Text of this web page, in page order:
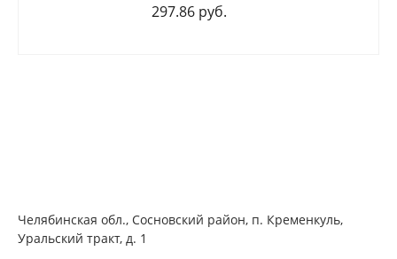
297.86 руб.
Челябинская обл., Сосновский район, п. Кременкуль,
Уральский тракт, д. 1